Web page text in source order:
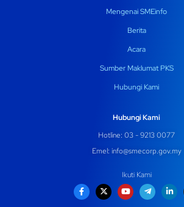
Mengenai SMEinfo
Berita
Acara
Sumber Maklumat PKS
Hubungi Kami
Hubungi Kami
Hotline: 03 - 9213 0077
Emel: info@smecorp.gov.my
Ikuti Kami